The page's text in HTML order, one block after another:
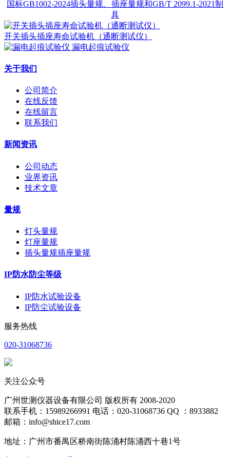
国标GB1002-2024插头量规、插座量规和GB/T 2099.1-2021制
具
开关插头插座寿命试验机（通断测试仪）
漏电起痕试验仪
关于我们
公司简介
在线反馈
在线留言
联系我们
新闻资讯
公司动态
业界资讯
技术文章
量规
灯头量规
灯座量规
插头量规插座量规
IP防水防尘等级
IP防水试验设备
IP防尘试验设备
服务热线
020-31068736
关注公众号
广州世测仪器设备有限公司 版权所有 2008-2020
联系手机：15989266991 电话：020-31068736 QQ ：8933882
邮箱：info@shice17.com
地址： 广州市番禺区桥南街陈涌村陈涌西十巷1号